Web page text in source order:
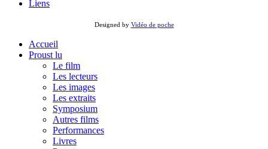
Liens
Designed by Vidéo de poche
Accueil
Proust lu
Le film
Les lecteurs
Les images
Les extraits
Symposium
Autres films
Performances
Livres